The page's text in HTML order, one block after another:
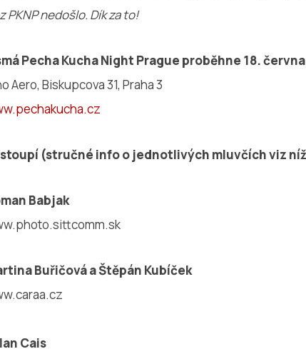
PKNP nedošlo. Dík za to!
Pecha Kucha Night Prague proběhne 18.
Aero, Biskupcova 31, Praha 3
(stručné info o jednotlivých mluvčích viz
Babjak
Buřičová a Štěpán Kubíček
Cais